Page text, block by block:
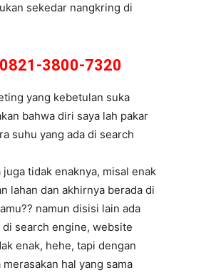
sekedar nangkring di
0821-3800-7320
yang kebetulan suka
bahwa diri saya lah pakar
suhu yang ada di search
tidak enaknya, misal enak
lahan dan akhirnya berada di
namun disisi lain ada
search engine, website
enak, hehe, tapi dengan
hal yang sama